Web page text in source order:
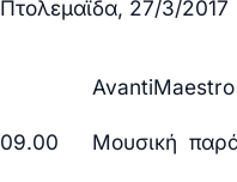
Πτολεμαΐδα, 27/3/2017
09.00
AvantiMaestro
Μουσική